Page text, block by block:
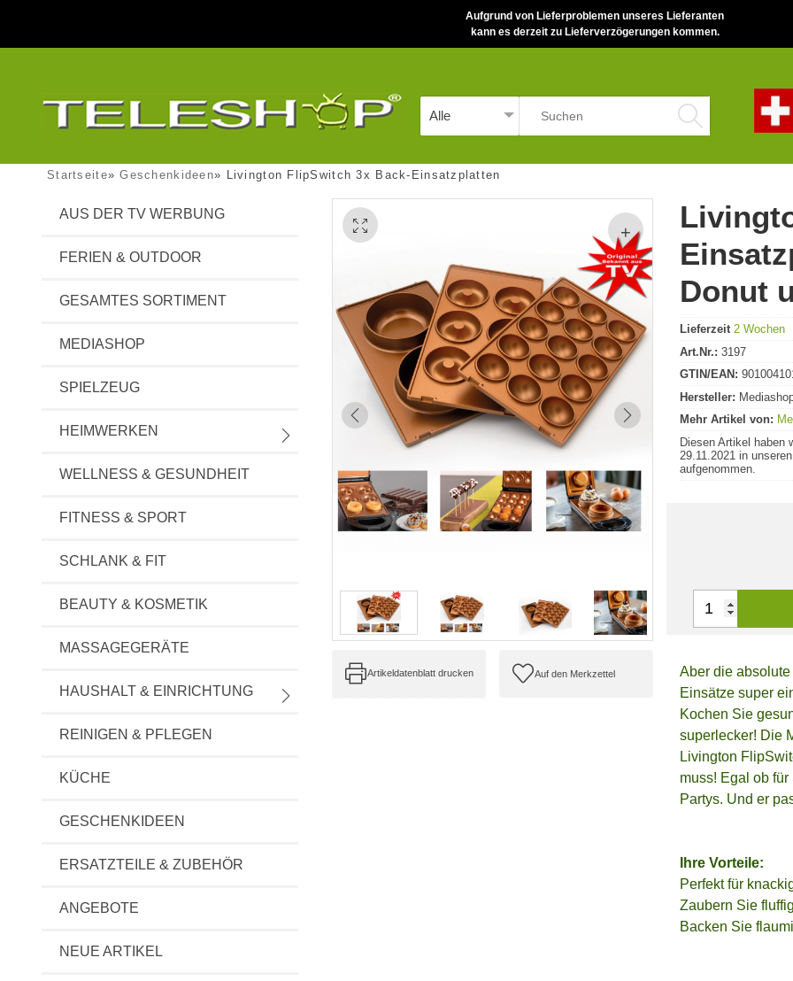
Aufgrund von Lieferproblemen unseres Lieferanten
kann es derzeit zu Lieferverzögerungen kommen.
Startseite»Geschenkideen» Livington FlipSwitch 3x Back-Einsatzplatten
AUS DER TV WERBUNG
FERIEN & OUTDOOR
GESAMTES SORTIMENT
MEDIASHOP
SPIELZEUG
HEIMWERKEN
WELLNESS & GESUNDHEIT
FITNESS & SPORT
SCHLANK & FIT
BEAUTY & KOSMETIK
MASSAGEGERÄTE
HAUSHALT & EINRICHTUNG
REINIGEN & PFLEGEN
KÜCHE
GESCHENKIDEEN
ERSATZTEILE & ZUBEHÖR
ANGEBOTE
NEUE ARTIKEL
Artikeldatenblatt drucken
Donut
Lieferzeit 2 Wochen
Art.Nr.: 3197
GTIN/EAN:
Hersteller:
Mehr Artikel von:
Diesen Artikel haben
29.11.2021 in
aufgenommen.
Aber die
Einsätze super
Kochen Sie
superlecker! Die
Livington
muss! Egal ob
Partys. Und er
Ihre Vorteile:
Perfekt für
Zaubern Sie
Backen Sie